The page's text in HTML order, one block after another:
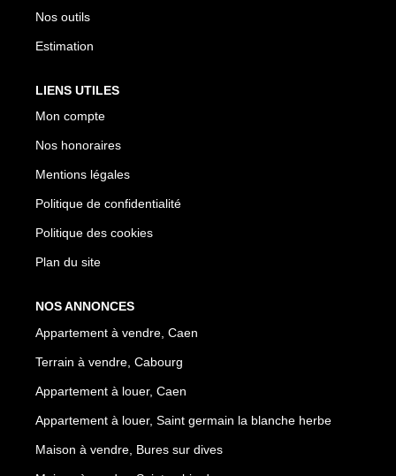
Nos outils
Estimation
LIENS UTILES
Mon compte
Nos honoraires
Mentions légales
Politique de confidentialité
Politique des cookies
Plan du site
NOS ANNONCES
Appartement à vendre, Caen
Terrain à vendre, Cabourg
Appartement à louer, Caen
Appartement à louer, Saint germain la blanche herbe
Maison à vendre, Bures sur dives